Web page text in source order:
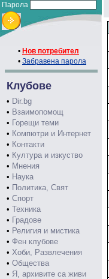
Парола
• Нов потребител
• Забравена парола
Клубове
• Dir.bg
• Взаимопомощ
• Горещи теми
• Компютри и Интернет
• Контакти
• Култура и изкуство
• Мнения
• Наука
• Политика, Свят
• Спорт
• Техника
• Градове
• Религия и мистика
• Фен клубове
• Хоби, Развлечения
• Общества
• Я, архивите са живи